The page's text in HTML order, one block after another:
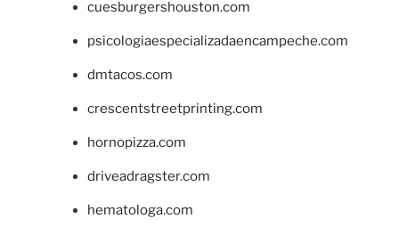
cuesburgershouston.com
psicologiaespecializadaencampeche.com
dmtacos.com
crescentstreetprinting.com
hornopizza.com
driveadragster.com
hematologa.com